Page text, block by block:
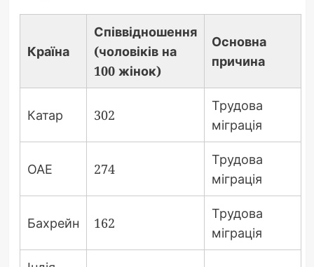
Країна
Співвідношення
(чоловіків на
100 жінок)
Основна
причина
Катар 302
Трудова
міграція
ОАЕ 274
Трудова
міграція
Бахрейн 162
Трудова
міграція